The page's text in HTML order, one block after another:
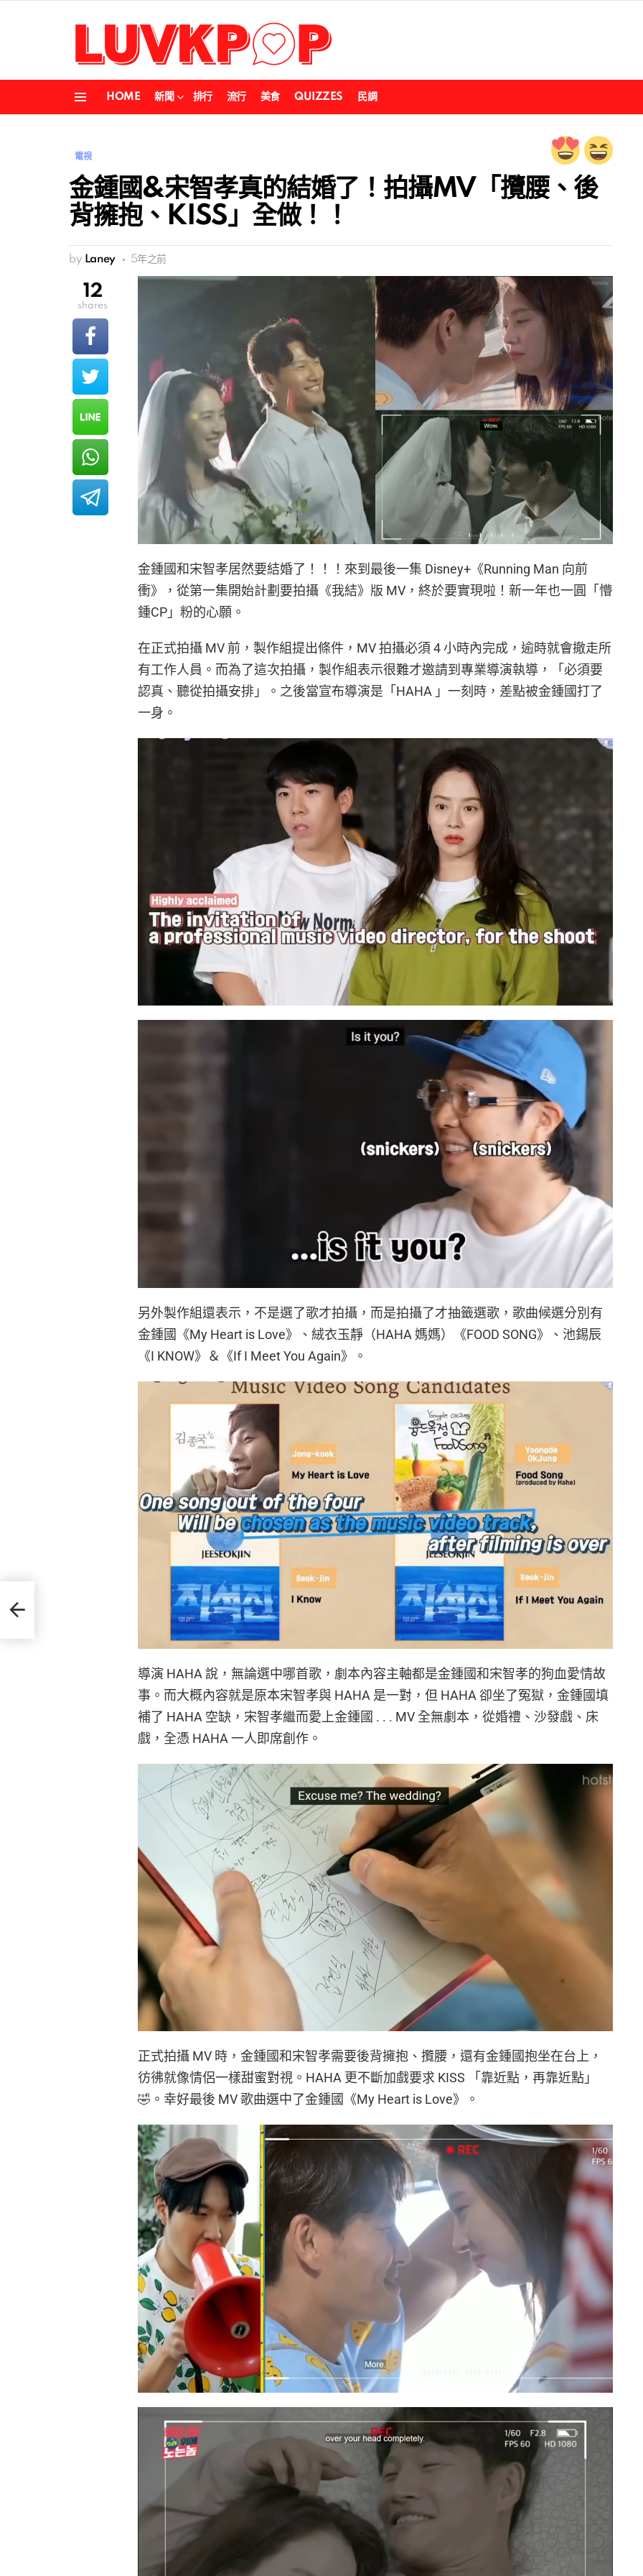
HOME 新聞 排行 流行 美食 QUIZZES 民調
電視
金鍾國&宋智孝真的結婚了！拍攝MV「攬腰、後
背擁抱、KISS」全做！！
by Laney 5年之前
金鍾國和宋智孝居然要結婚了！！！來到最後一集 Disney+《Running Man 向前
衝》，從第一集開始計劃要拍攝《我結》版 MV，終於要實現啦！新一年也一圓「懵
鍾CP」粉的心願。
在正式拍攝 MV 前，製作組提出條件，MV 拍攝必須 4 小時內完成，逾時就會撤走所
有工作人員。而為了這次拍攝，製作組表示很難才邀請到專業導演執導，「必須要
認真、聽從拍攝安排」。之後當宣布導演是「HAHA 」一刻時，差點被金鍾國打了
一身。
另外製作組還表示，不是選了歌才拍攝，而是拍攝了才抽籤選歌，歌曲候選分別有
金鍾國《My Heart is Love》、絨衣玉靜（HAHA 媽媽）《FOOD SONG》、池錫辰
《I KNOW》＆《If I Meet You Again》。
導演 HAHA 說，無論選中哪首歌，劇本內容主軸都是金鍾國和宋智孝的狗血愛情故
事。而大概內容就是原本宋智孝與 HAHA 是一對，但 HAHA 卻坐了冤獄，金鍾國填
補了 HAHA 空缺，宋智孝繼而愛上金鍾國 . . . MV 全無劇本，從婚禮、沙發戲、床
戲，全憑 HAHA 一人即席創作。
正式拍攝 MV 時，金鍾國和宋智孝需要後背擁抱、攬腰，還有金鍾國抱坐在台上，
彷彿就像情侶一樣甜蜜對視。HAHA 更不斷加戲要求 KISS 「靠近點，再靠近點」
🤣。幸好最後 MV 歌曲選中了金鍾國《My Heart is Love》。
12
shares
有